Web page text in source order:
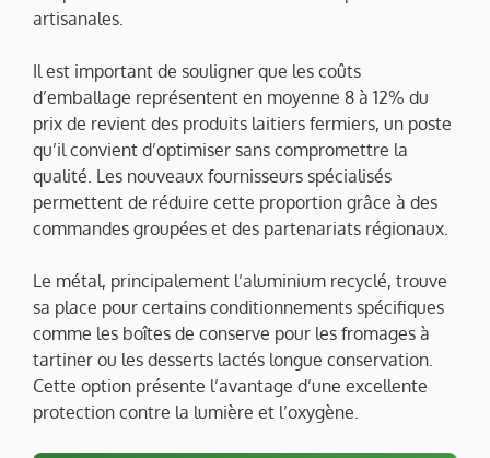
artisanales.
Il est important de souligner que les coûts
d’emballage représentent en moyenne 8 à 12% du
prix de revient des produits laitiers fermiers, un poste
qu’il convient d’optimiser sans compromettre la
qualité. Les nouveaux fournisseurs spécialisés
permettent de réduire cette proportion grâce à des
commandes groupées et des partenariats régionaux.
Le métal, principalement l’aluminium recyclé, trouve
sa place pour certains conditionnements spécifiques
comme les boîtes de conserve pour les fromages à
tartiner ou les desserts lactés longue conservation.
Cette option présente l’avantage d’une excellente
protection contre la lumière et l’oxygène.